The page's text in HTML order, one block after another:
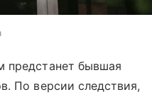
предстанет бывшая
По версии следствия,